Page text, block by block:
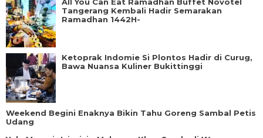
Tangerang Kembali Hadir Semarakan
Ramadhan 1442H-
Ketoprak Indomie Si Plontos Hadir di Curug,
Bawa Nuansa Kuliner Bukittinggi
Weekend Begini Enaknya Bikin Tahu Goreng Sambal Petis
Udang